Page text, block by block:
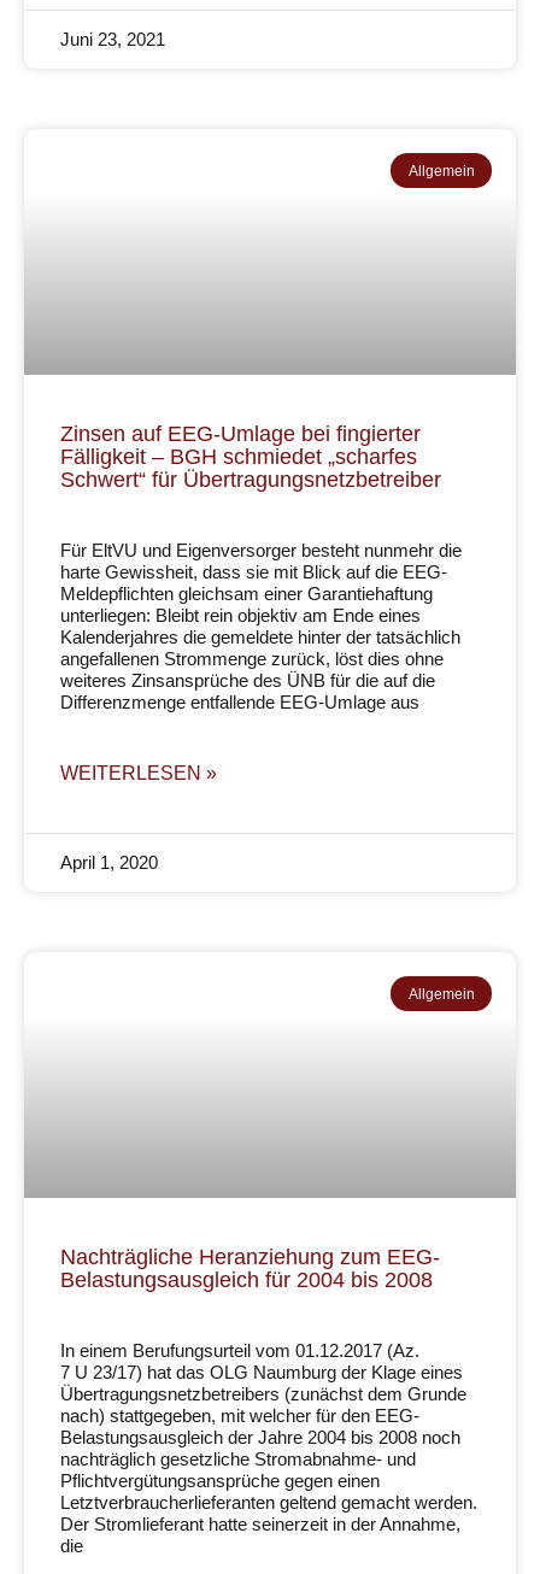
Juni 23, 2021
Allgemein
Zinsen auf EEG-Umlage bei fingierter
Fälligkeit – BGH schmiedet „scharfes
Schwert“ für Übertragungsnetzbetreiber
Für EltVU und Eigenversorger besteht nunmehr die
harte Gewissheit, dass sie mit Blick auf die EEG-
Meldepflichten gleichsam einer Garantiehaftung
unterliegen: Bleibt rein objektiv am Ende eines
Kalenderjahres die gemeldete hinter der tatsächlich
angefallenen Strommenge zurück, löst dies ohne
weiteres Zinsansprüche des ÜNB für die auf die
Differenzmenge entfallende EEG-Umlage aus
WEITERLESEN »
April 1, 2020
Allgemein
Nachträgliche Heranziehung zum EEG-
Belastungsausgleich für 2004 bis 2008
In einem Berufungsurteil vom 01.12.2017 (Az.
7 U 23/17) hat das OLG Naumburg der Klage eines
Übertragungsnetzbetreibers (zunächst dem Grunde
nach) stattgegeben, mit welcher für den EEG-
Belastungsausgleich der Jahre 2004 bis 2008 noch
nachträglich gesetzliche Stromabnahme- und
Pflichtvergütungsansprüche gegen einen
Letztverbraucherlieferanten geltend gemacht werden.
Der Stromlieferant hatte seinerzeit in der Annahme,
die